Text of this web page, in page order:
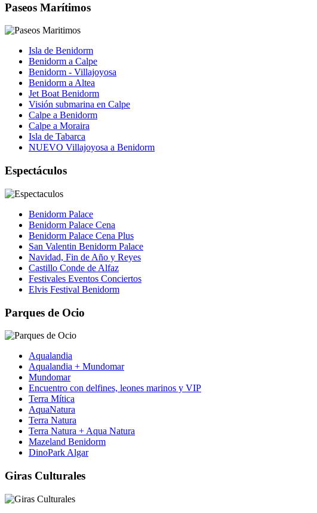
Paseos Marítimos
Isla de Benidorm
Benidorm a Calpe
Benidorm - Villajoyosa
Benidorm a Altea
Jet Boat Benidorm
Visión submarina en Calpe
Calpe a Benidorm
Calpe a Moraira
Isla de Tabarca
NUEVO Villajoyosa a Benidorm
Espectáculos
Benidorm Palace
Benidorm Palace Cena
Benidorm Palace Cena Plus
San Valentin Benidorm Palace
Navidad, Fin de Año y Reyes
Castillo Conde de Alfaz
Festivales Eventos Conciertos
Elvis Festival Benidorm
Parques de Ocio
Aqualandia
Aqualandia + Mundomar
Mundomar
Encuentro con delfines, leones marinos y VIP
Terra Mítica
AquaNatura
Terra Natura
Terra Natura + Aqua Natura
Mazeland Benidorm
DinoPark Algar
Giras Culturales